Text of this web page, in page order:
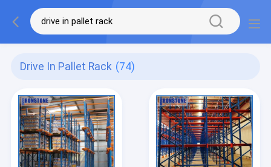
Drive In Pallet Rack (74)